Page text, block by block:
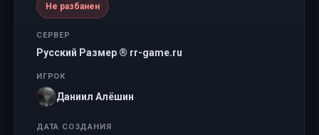
Не разбанен
СЕРВЕР
Русский Размер ® rr-game.ru
ИГРОК
Даниил Алёшин
ДАТА СОЗДАНИЯ